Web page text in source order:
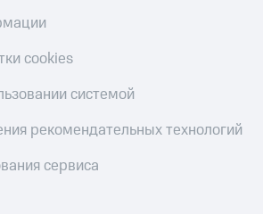
cookies
системой
рекомендательных технологий
сервиса